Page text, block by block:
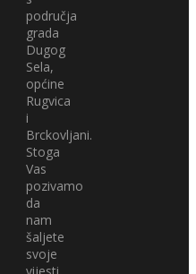
područja
grada
Dugog
Sela,
općine
Rugvica
i
Brckovljani.
Stoga
Vas
pozivamo
da
nam
šaljete
svoje
vijesti,